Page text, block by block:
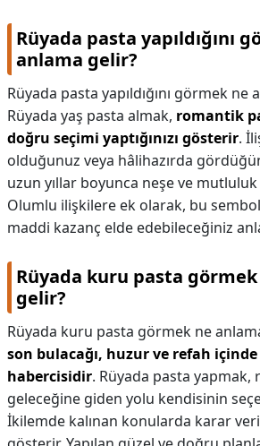
Rüyada pasta yapıldığını
anlama gelir?
Rüyada pasta yapıldığını görmek ne
Rüyada yaş pasta almak, romantik
doğru seçimi yaptığınızı gösterir.
olduğunuz veya hâlihazırda
uzun yıllar boyunca neşe ve
Olumlu ilişkilere ek olarak, bu
maddi kazanç elde edebileceğiniz
Rüyada kuru pasta
gelir?
Rüyada kuru pasta görmek ne
son bulacağı, huzur ve refah içinde
habercisidir. Rüyada pasta yapmak,
geleceğine giden yolu kendisinin
İkilemde kalınan konularda karar